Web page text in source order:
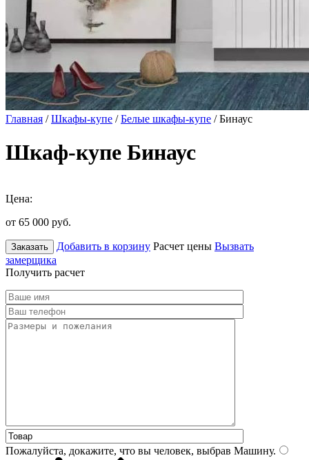
Главная /Шкафы-купе /Белые шкафы-купе / Бинаус
Шкаф-купе Бинаус
Цена:
от 65 000 руб.
Заказать Добавить в корзину Расчет цены Вызвать
замерщика
Получить расчет
Пожалуйста, докажите, что вы человек, выбрав Машину.